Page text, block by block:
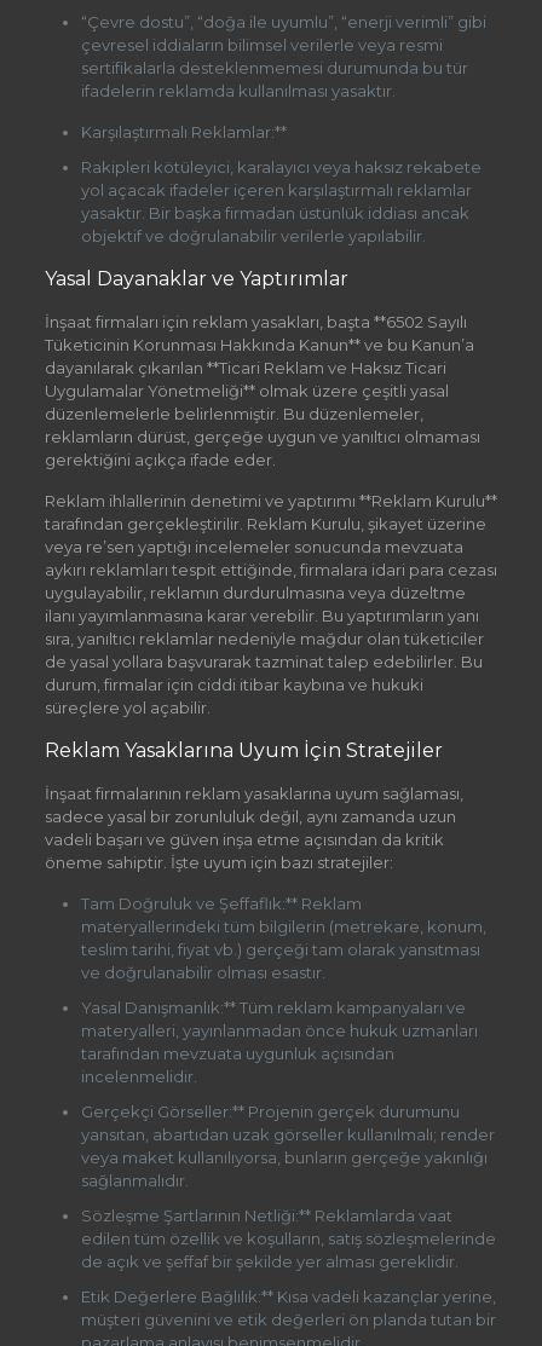
“Çevre dostu”, “doğa ile uyumlu”, “enerji verimli” gibi
çevresel iddiaların bilimsel verilerle veya resmi
sertifikalarla desteklenmemesi durumunda bu tür
ifadelerin reklamda kullanılması yasaktır.
Karşılaştırmalı Reklamlar:**
Rakipleri kötüleyici, karalayıcı veya haksız rekabete
yol açacak ifadeler içeren karşılaştırmalı reklamlar
yasaktır. Bir başka firmadan üstünlük iddiası ancak
objektif ve doğrulanabilir verilerle yapılabilir.
Yasal Dayanaklar ve Yaptırımlar
İnşaat firmaları için reklam yasakları, başta **6502 Sayılı
Tüketicinin Korunması Hakkında Kanun** ve bu Kanun’a
dayanılarak çıkarılan **Ticari Reklam ve Haksız Ticari
Uygulamalar Yönetmeliği** olmak üzere çeşitli yasal
düzenlemelerle belirlenmiştir. Bu düzenlemeler,
reklamların dürüst, gerçeğe uygun ve yanıltıcı olmaması
gerektiğini açıkça ifade eder.
Reklam ihlallerinin denetimi ve yaptırımı **Reklam Kurulu**
tarafından gerçekleştirilir. Reklam Kurulu, şikayet üzerine
veya re’sen yaptığı incelemeler sonucunda mevzuata
aykırı reklamları tespit ettiğinde, firmalara idari para cezası
uygulayabilir, reklamın durdurulmasına veya düzeltme
ilanı yayımlanmasına karar verebilir. Bu yaptırımların yanı
sıra, yanıltıcı reklamlar nedeniyle mağdur olan tüketiciler
de yasal yollara başvurarak tazminat talep edebilirler. Bu
durum, firmalar için ciddi itibar kaybına ve hukuki
süreçlere yol açabilir.
Reklam Yasaklarına Uyum İçin Stratejiler
İnşaat firmalarının reklam yasaklarına uyum sağlaması,
sadece yasal bir zorunluluk değil, aynı zamanda uzun
vadeli başarı ve güven inşa etme açısından da kritik
öneme sahiptir. İşte uyum için bazı stratejiler:
Tam Doğruluk ve Şeffaflık:** Reklam
materyallerindeki tüm bilgilerin (metrekare, konum,
teslim tarihi, fiyat vb.) gerçeği tam olarak yansıtması
ve doğrulanabilir olması esastır.
Yasal Danışmanlık:** Tüm reklam kampanyaları ve
materyalleri, yayınlanmadan önce hukuk uzmanları
tarafından mevzuata uygunluk açısından
incelenmelidir.
Gerçekçi Görseller:** Projenin gerçek durumunu
yansıtan, abartıdan uzak görseller kullanılmalı; render
veya maket kullanılıyorsa, bunların gerçeğe yakınlığı
sağlanmalıdır.
Sözleşme Şartlarının Netliği:** Reklamlarda vaat
edilen tüm özellik ve koşulların, satış sözleşmelerinde
de açık ve şeffaf bir şekilde yer alması gereklidir.
Etik Değerlere Bağlılık:** Kısa vadeli kazançlar yerine,
müşteri güvenini ve etik değerleri ön planda tutan bir